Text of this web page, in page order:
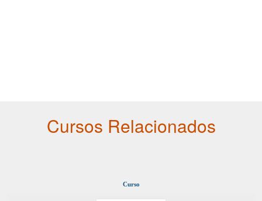
Cursos Relacionados
Curso